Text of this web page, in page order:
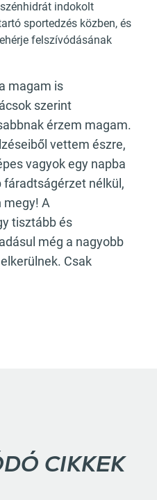
indokolt
sportedzés közben, és
felszívódásának
magam is
szerint
érzem magam.
vettem észre,
vagyok egy napba
fáradtságérzet nélkül,
megy! A
tisztább és
még a nagyobb
Csak
CIKKEK